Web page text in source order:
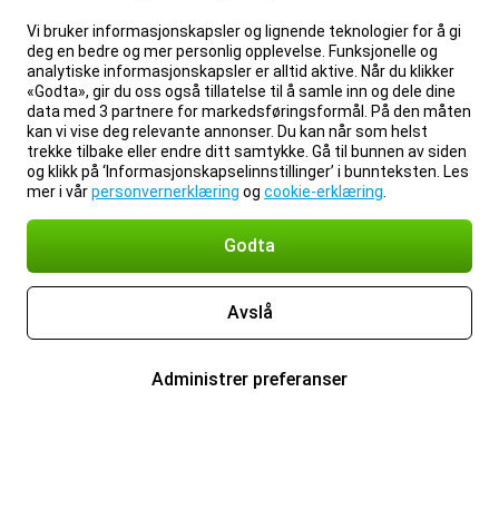
Vi bruker informasjonskapsler og lignende teknologier for å gi
deg en bedre og mer personlig opplevelse. Funksjonelle og
analytiske informasjonskapsler er alltid aktive. Når du klikker
«Godta», gir du oss også tillatelse til å samle inn og dele dine
data med 3 partnere for markedsføringsformål. På den måten
kan vi vise deg relevante annonser. Du kan når som helst
trekke tilbake eller endre ditt samtykke. Gå til bunnen av siden
og klikk på ‘Informasjonskapselinnstillinger’ i bunnteksten. Les
mer i vårpersonvernerklæring og cookie-erklæring
Godta
Avslå
Administrer preferanser